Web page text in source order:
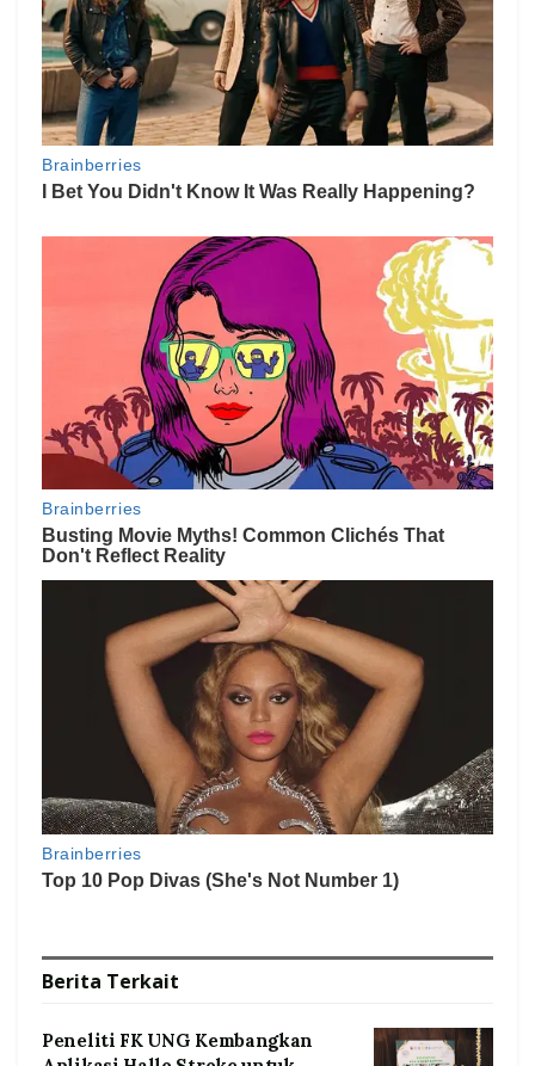
Berita Terkait
Peneliti FK UNG Kembangkan